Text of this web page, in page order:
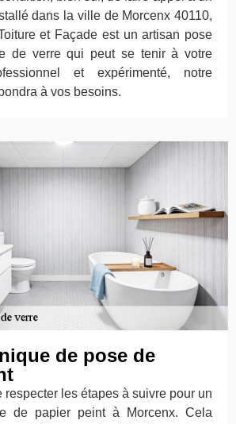
dans la ville de Morcenx 40110,
et Façade est un artisan pose
de verre qui peut se tenir à votre
et expérimenté, notre
à vos besoins.
de pose de
respecter les étapes à suivre pour un
de papier peint à Morcenx. Cela